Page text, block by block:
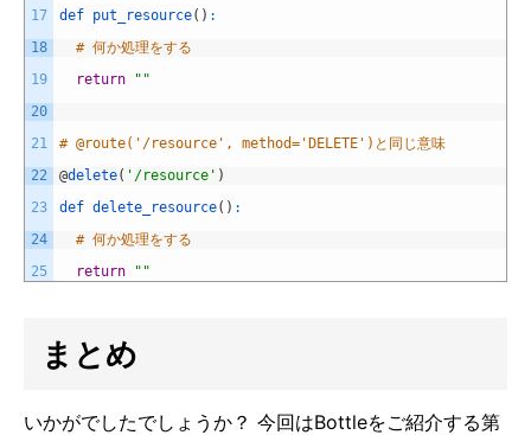
17
18
19
20
21
22
23
24
25
def put_resource( ) :
# 何か処理をする
return
""
# @route('/resource', method='DELETE')と同じ意味
@delete( '/resource' )
def delete_resource( ) :
# 何か処理をする
return
""
まとめ
いかがでしたでしょうか？ 今回はBottleをご紹介する第